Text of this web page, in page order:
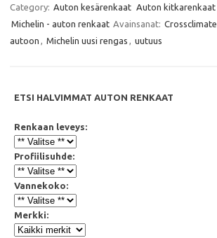
e
b
o
o
t
e
r
t
s
A
p
i
Category: Auton kesärenkaat Auton kitkarenkaat
Michelin - auton renkaat Avainsanat: Crossclimate
autoon
Michelin uusi rengas uutuus
ETSI HALVIMMAT AUTON RENKAAT
Renkaan leveys:
Profiilisuhde:
Vannekoko:
Merkki: